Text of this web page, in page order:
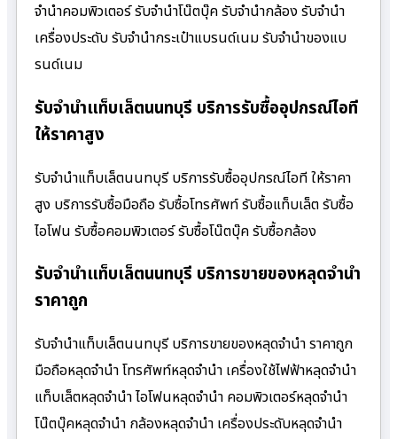
จำนำคอมพิวเตอร์ รับจำนำโน๊ตบุ๊ค รับจำนำกล้อง รับจำนำ
เครื่องประดับ รับจำนำกระเป๋าแบรนด์เนม รับจำนำของแบ
รนด์เนม
รับจำนำแท็บเล็ตนนทบุรี บริการรับซื้ออุปกรณ์ไอที
ให้ราคาสูง
รับจำนำแท็บเล็ตนนทบุรี บริการรับซื้ออุปกรณ์ไอที ให้ราคา
สูง บริการรับซื้อมือถือ รับซื้อโทรศัพท์ รับซื้อแท็บเล็ต รับซื้อ
ไอโฟน รับซื้อคอมพิวเตอร์ รับซื้อโน๊ตบุ๊ค รับซื้อกล้อง
รับจำนำแท็บเล็ตนนทบุรี บริการขายของหลุดจำนำ
ราคาถูก
รับจำนำแท็บเล็ตนนทบุรี บริการขายของหลุดจำนำ ราคาถูก
มือถือหลุดจำนำ โทรศัพท์หลุดจำนำ เครื่องใช้ไฟฟ้าหลุดจำนำ
แท็บเล็ตหลุดจำนำ ไอโฟนหลุดจำนำ คอมพิวเตอร์หลุดจำนำ
โน๊ตบุ๊คหลุดจำนำ กล้องหลุดจำนำ เครื่องประดับหลุดจำนำ